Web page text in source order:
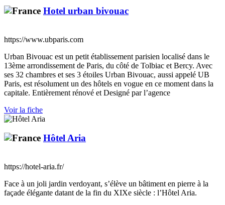
Hotel urban bivouac
https://www.ubparis.com
Urban Bivouac est un petit établissement parisien localisé dans le
13ème arrondissement de Paris, du côté de Tolbiac et Bercy. Avec
ses 32 chambres et ses 3 étoiles Urban Bivouac, aussi appelé UB
Paris, est résolument un des hôtels en vogue en ce moment dans la
capitale. Entièrement rénové et Designé par l’agence
Voir la fiche
Hôtel Aria
https://hotel-aria.fr/
Face à un joli jardin verdoyant, s’élève un bâtiment en pierre à la
façade élégante datant de la fin du XIXe siècle : l’Hôtel Aria.